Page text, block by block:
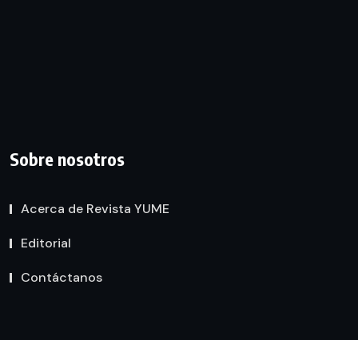
Sobre nosotros
Acerca de Revista YUME
Editorial
Contáctanos